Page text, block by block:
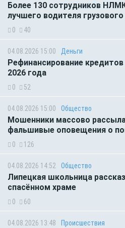
Более 130 сотрудников
лучшего водителя
0 40
04.08.2026 15:00 Деньги
Рефинансирование
2026 года
0 52
04.08.2026 15:00 Общество
Мошенники массово
фальшивые оповещения о
0 126
04.08.2026 14:52 Общество
Липецкая школьница
спасённом храме
0 60
04.08.2026 13:48 Происшествия